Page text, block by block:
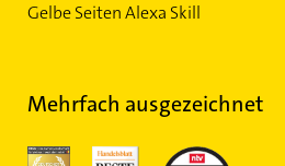
Gelbe Seiten Alexa Skill
Mehrfach ausgezeichnet